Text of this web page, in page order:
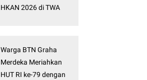
HKAN 2026 di TWA
Warga BTN Graha
Merdeka Meriahkan
HUT RI ke-79 dengan